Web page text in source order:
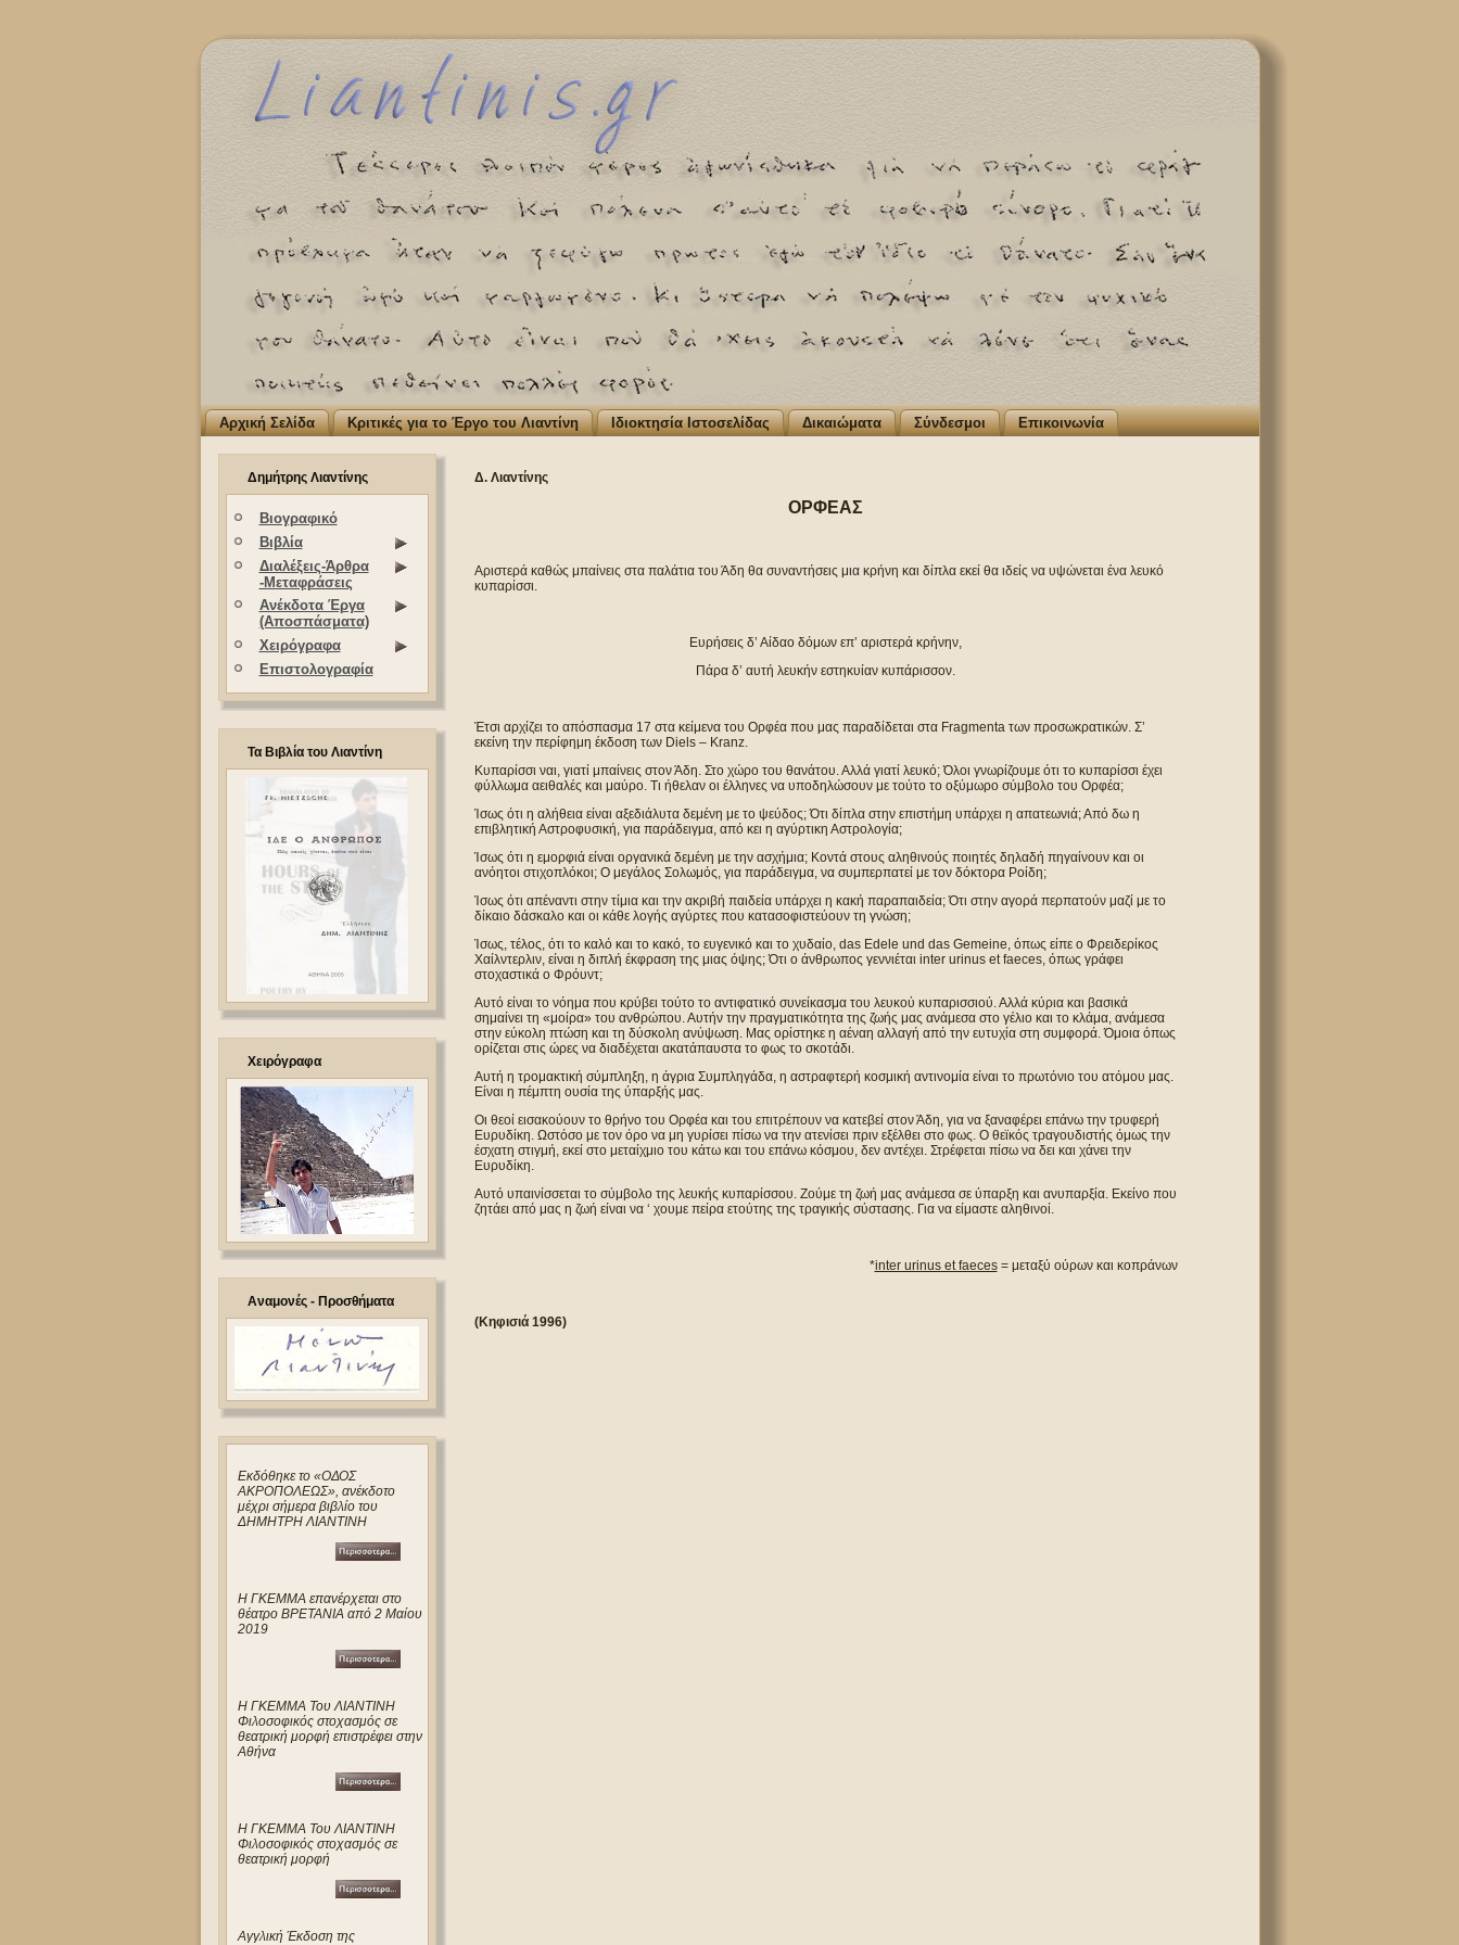
Αρχική Σελίδα Κριτικές για το Έργο του Λιαντίνη Ιδιοκτησία Ιστοσελίδας Δικαιώματα Σύνδεσμοι Επικοινωνία
Δημήτρης Λιαντίνης
Βιογραφικό
Βιβλία
Διαλέξεις-Άρθρα
-Μεταφράσεις
Ανέκδοτα Έργα
(Αποσπάσματα)
Χειρόγραφα
Επιστολογραφία
Τα Βιβλία του Λιαντίνη
Χειρόγραφα
Αναμονές - Προσθήματα
Eκδόθηκε το «ΟΔΟΣ
ΑΚΡΟΠΟΛΕΩΣ», ανέκδοτο
μέχρι σήμερα βιβλίο του
ΔΗΜΗΤΡΗ ΛΙΑΝΤΙΝΗ
Η ΓΚΕΜΜΑ επανέρχεται στο
θέατρο ΒΡΕΤΑΝΙΑ από 2 Μαίου
2019
Η ΓΚΕΜΜΑ Του ΛΙΑΝΤΙΝΗ
Φιλοσοφικός στοχασμός σε
θεατρική μορφή επιστρέφει στην
Αθήνα
Η ΓΚΕΜΜΑ Του ΛΙΑΝΤΙΝΗ
Φιλοσοφικός στοχασμός σε
θεατρική μορφή
Αγγλική Έκδοση της
Δ. Λιαντίνης
ΟΡΦΕΑΣ
Αριστερά καθώς μπαίνεις στα παλάτια του Άδη θα συναντήσεις μια κρήνη και δίπλα εκεί θα ιδείς να υψώνεται ένα λευκό
κυπαρίσσι.
Ευρήσεις δ’ Αίδαο δόμων επ’ αριστερά κρήνην,
Πάρα δ’ αυτή λευκήν εστηκυίαν κυπάρισσον.
Έτσι αρχίζει το απόσπασμα 17 στα κείμενα του Ορφέα που μας παραδίδεται στα Fragmenta των προσωκρατικών. Σ’
εκείνη την περίφημη έκδοση των Diels – Kranz.
Κυπαρίσσι ναι, γιατί μπαίνεις στον Άδη. Στο χώρο του θανάτου. Αλλά γιατί λευκό; Όλοι γνωρίζουμε ότι το κυπαρίσσι έχει
φύλλωμα αειθαλές και μαύρο. Τι ήθελαν οι έλληνες να υποδηλώσουν με τούτο το οξύμωρο σύμβολο του Ορφέα;
Ίσως ότι η αλήθεια είναι αξεδιάλυτα δεμένη με το ψεύδος; Ότι δίπλα στην επιστήμη υπάρχει η απατεωνιά; Από δω η
επιβλητική Αστροφυσική, για παράδειγμα, από κει η αγύρτικη Αστρολογία;
Ίσως ότι η εμορφιά είναι οργανικά δεμένη με την ασχήμια; Κοντά στους αληθινούς ποιητές δηλαδή πηγαίνουν και οι
ανόητοι στιχοπλόκοι; Ο μεγάλος Σολωμός, για παράδειγμα, να συμπερπατεί με τον δόκτορα Ροίδη;
Ίσως ότι απέναντι στην τίμια και την ακριβή παιδεία υπάρχει η κακή παραπαιδεία; Ότι στην αγορά περπατούν μαζί με το
δίκαιο δάσκαλο και οι κάθε λογής αγύρτες που κατασοφιστεύουν τη γνώση;
Ίσως, τέλος, ότι το καλό και το κακό, το ευγενικό και το χυδαίο, das Edele und das Gemeine, όπως είπε ο Φρειδερίκος
Χαίλντερλιν, είναι η διπλή έκφραση της μιας όψης; Ότι ο άνθρωπος γεννιέται inter urinus et faeces, όπως γράφει
στοχαστικά ο Φρόυντ;
Αυτό είναι το νόημα που κρύβει τούτο το αντιφατικό συνείκασμα του λευκού κυπαρισσιού. Αλλά κύρια και βασικά
σημαίνει τη «μοίρα» του ανθρώπου. Αυτήν την πραγματικότητα της ζωής μας ανάμεσα στο γέλιο και το κλάμα, ανάμεσα
στην εύκολη πτώση και τη δύσκολη ανύψωση. Μας ορίστηκε η αέναη αλλαγή από την ευτυχία στη συμφορά. Όμοια όπως
ορίζεται στις ώρες να διαδέχεται ακατάπαυστα το φως το σκοτάδι.
Αυτή η τρομακτική σύμπληξη, η άγρια Συμπληγάδα, η αστραφτερή κοσμική αντινομία είναι το πρωτόνιο του ατόμου μας.
Είναι η πέμπτη ουσία της ύπαρξής μας.
Οι θεοί εισακούουν το θρήνο του Ορφέα και του επιτρέπουν να κατεβεί στον Άδη, για να ξαναφέρει επάνω την τρυφερή
Ευρυδίκη. Ωστόσο με τον όρο να μη γυρίσει πίσω να την ατενίσει πριν εξέλθει στο φως. Ο θεϊκός τραγουδιστής όμως την
έσχατη στιγμή, εκεί στο μεταίχμιο του κάτω και του επάνω κόσμου, δεν αντέχει. Στρέφεται πίσω να δει και χάνει την
Ευρυδίκη.
Αυτό υπαινίσσεται το σύμβολο της λευκής κυπαρίσσου. Ζούμε τη ζωή μας ανάμεσα σε ύπαρξη και ανυπαρξία. Εκείνο που
ζητάει από μας η ζωή είναι να ‘ χουμε πείρα ετούτης της τραγικής σύστασης. Για να είμαστε αληθινοί.
*inter urinus et faeces= μεταξύ ούρων και κοπράνων
(Κηφισιά 1996)